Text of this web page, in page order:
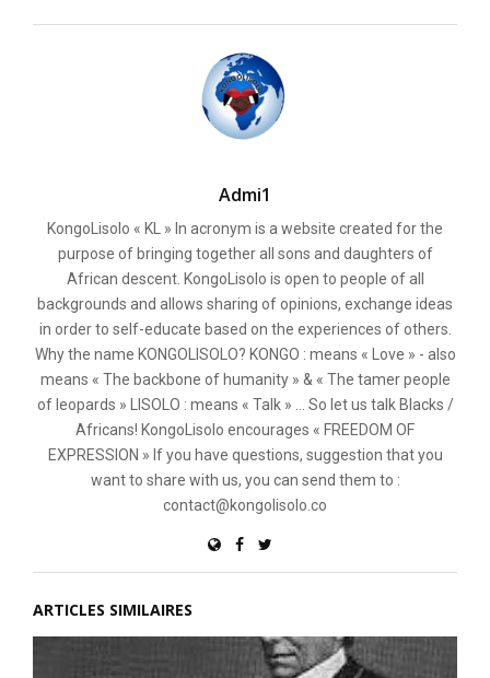
Admi1
KongoLisolo « KL » In acronym is a website created for the
purpose of bringing together all sons and daughters of
African descent. KongoLisolo is open to people of all
backgrounds and allows sharing of opinions, exchange ideas
in order to self-educate based on the experiences of others.
Why the name KONGOLISOLO? KONGO : means « Love » - also
means « The backbone of humanity » & « The tamer people
of leopards » LISOLO : means « Talk » ... So let us talk Blacks /
Africans! KongoLisolo encourages « FREEDOM OF
EXPRESSION » If you have questions, suggestion that you
want to share with us, you can send them to :
contact@kongolisolo.co
ARTICLES SIMILAIRES